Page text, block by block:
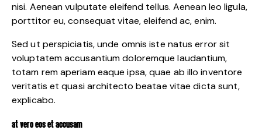
nisi. Aenean vulputate eleifend tellus. Aenean leo ligula,
porttitor eu, consequat vitae, eleifend ac, enim.
Sed ut perspiciatis, unde omnis iste natus error sit
voluptatem accusantium doloremque laudantium,
totam rem aperiam eaque ipsa, quae ab illo inventore
veritatis et quasi architecto beatae vitae dicta sunt,
explicabo.
AT VERO EOS ET ACCUSAM